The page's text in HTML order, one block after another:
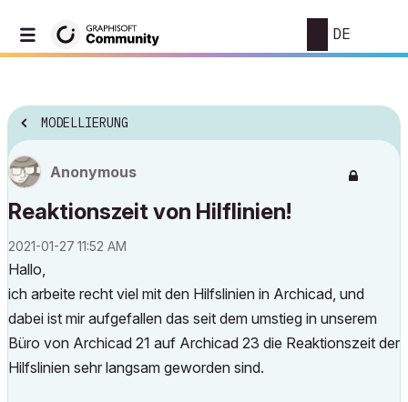
DE
MODELLIERUNG
Anonymous
Reaktionszeit von Hilflinien!
‎2021-01-27 11:52 AM
Hallo,
ich arbeite recht viel mit den Hilfslinien in Archicad, und
dabei ist mir aufgefallen das seit dem umstieg in unserem
Büro von Archicad 21 auf Archicad 23 die Reaktionszeit der
Hilfslinien sehr langsam geworden sind.